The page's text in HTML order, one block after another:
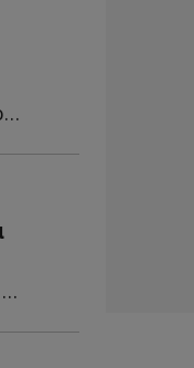
Ο Αμερικανός φόργουορντ αποκτήθηκε από τους Φοίνιξ Σ...
Στην φερόμενη μεταγραφή του Τουρκοβόζνιου άσου της Φ...